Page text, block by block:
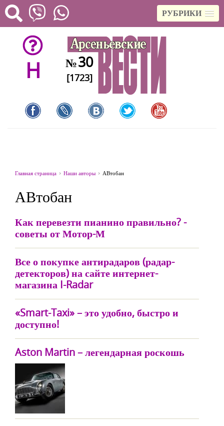
РУБРИКИ
H №30
[1723]
Главная страница Наши авторы АВтобан
АВтобан
Как перевезти пианино правильно? -
советы от Мотор-М
Все о покупке антирадаров (радар-
детекторов) на сайте интернет-
магазина I-Radar
«Smart-Taxi» – это удобно, быстро и
доступно!
Aston Martin – легендарная роскошь